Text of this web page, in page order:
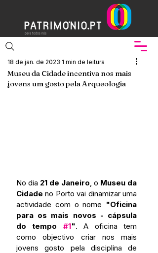
Museu da Cidade incentiva nos mais
jovens um gosto pela Arqueologia
18 de jan. de 2023 1 min de leitura
No dia 21 de Janeiro , o Museu da
Cidade no Porto vai dinamizar uma
actividade com o nome "Oficina
para os mais novos - cápsula
do tempo #1". A oficina tem
como objectivo criar nos mais